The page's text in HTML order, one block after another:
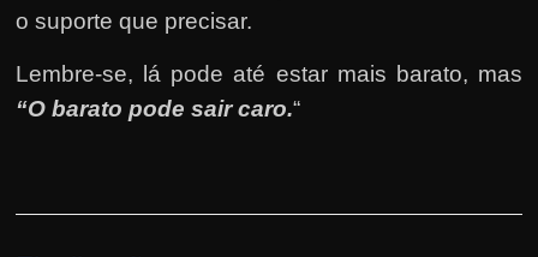
o suporte que precisar.
Lembre-se, lá pode até estar mais barato, mas
“O barato pode sair caro.“